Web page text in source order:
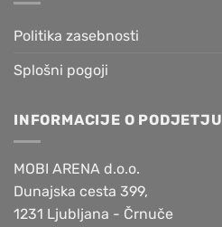
Politika zasebnosti
Splošni pogoji
INFORMACIJE O PODJETJU
MOBI ARENA d.o.o.
Dunajska cesta 399,
1231 Ljubljana - Črnuče